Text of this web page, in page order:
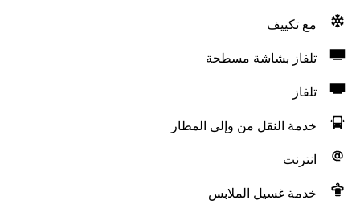
مع تكييف
تلفاز بشاشة مسطحة
تلفاز
خدمة النقل من وإلى المطار
انترنت
خدمة غسيل الملابس